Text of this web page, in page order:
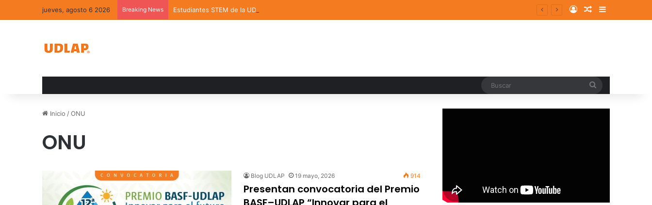
jueves, agosto 6 2026 Breaking News Estudiantes STEM de la UDLAP destacan en el MUTVI 2026 Log InRandom Article
Sidebar
Inicio /ONU
ONU
Blog UDLAP 19 mayo, 2026 914
Presentan convocatoria del Premio